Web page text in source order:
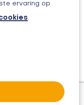
ervaring op
.